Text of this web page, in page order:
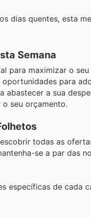
dias quentes, esta
Semana
para maximizar o
para
a sua
seu orçamento.
todas as
se a par das
específicas de cada